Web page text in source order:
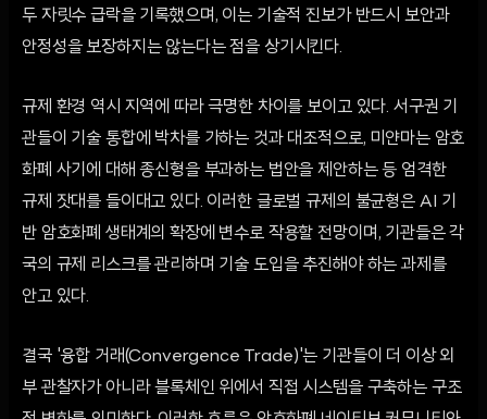
두 자릿수 급락을 기록했으며, 이는 기술적 진보가 반드시 보안과
안정성을 보장하지는 않는다는 점을 상기시킨다.
규제 환경 역시 지역에 따라 극명한 차이를 보이고 있다. 서구권 기
관들이 기술 통합에 박차를 가하는 것과 대조적으로, 미얀마는 암호
화폐 사기에 대해 종신형을 부과하는 법안을 제안하는 등 엄격한
규제 잣대를 들이대고 있다. 이러한 글로벌 규제의 불균형은 AI 기
반 암호화폐 생태계의 확장에 변수로 작용할 전망이며, 기관들은 각
국의 규제 리스크를 관리하며 기술 도입을 추진해야 하는 과제를
안고 있다.
결국 '융합 거래(Convergence Trade)'는 기관들이 더 이상 외
부 관찰자가 아니라 블록체인 위에서 직접 시스템을 구축하는 구조